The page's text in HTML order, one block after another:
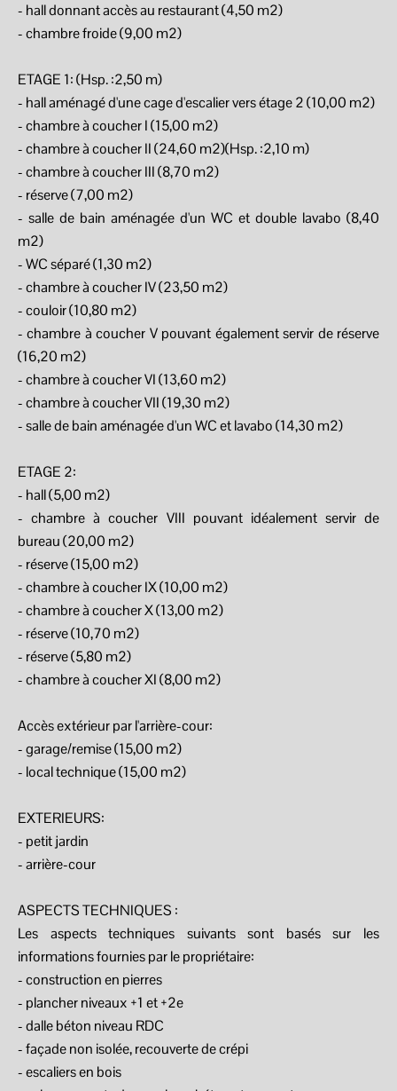
- hall donnant accès au restaurant (4,50 m2)
- chambre froide (9,00 m2)
ETAGE 1: (Hsp. :2,50 m)
- hall aménagé d'une cage d'escalier vers étage 2 (10,00 m2)
- chambre à coucher I (15,00 m2)
- chambre à coucher II (24,60 m2)(Hsp. :2,10 m)
- chambre à coucher III (8,70 m2)
- réserve (7,00 m2)
- salle de bain aménagée d'un WC et double lavabo (8,40
m2)
- WC séparé (1,30 m2)
- chambre à coucher IV (23,50 m2)
- couloir (10,80 m2)
- chambre à coucher V pouvant également servir de réserve
(16,20 m2)
- chambre à coucher VI (13,60 m2)
- chambre à coucher VII (19,30 m2)
- salle de bain aménagée d'un WC et lavabo (14,30 m2)
ETAGE 2:
- hall (5,00 m2)
- chambre à coucher VIII pouvant idéalement servir de
bureau (20,00 m2)
- réserve (15,00 m2)
- chambre à coucher IX (10,00 m2)
- chambre à coucher X (13,00 m2)
- réserve (10,70 m2)
- réserve (5,80 m2)
- chambre à coucher XI (8,00 m2)
Accès extérieur par l'arrière-cour:
- garage/remise (15,00 m2)
- local technique (15,00 m2)
EXTERIEURS:
- petit jardin
- arrière-cour
ASPECTS TECHNIQUES :
Les aspects techniques suivants sont basés sur les
informations fournies par le propriétaire:
- construction en pierres
- plancher niveaux +1 et +2e
- dalle béton niveau RDC
- façade non isolée, recouverte de crépi
- escaliers en bois